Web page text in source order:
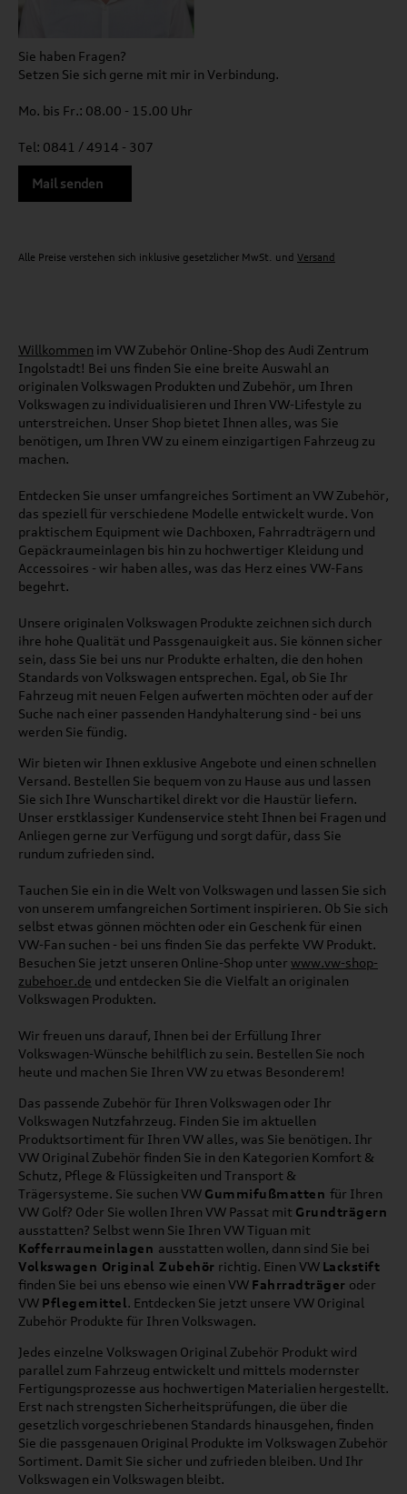
Sie haben Fragen?
Setzen Sie sich gerne mit mir in Verbindung.
Mo. bis Fr.: 08.00 - 15.00 Uhr
Tel: 0841 / 4914 - 307
Mail senden
Alle Preise verstehen sich inklusive gesetzlicher MwSt. und Versand
Willkommen im VW Zubehör Online-Shop des Audi Zentrum
Ingolstadt! Bei uns finden Sie eine breite Auswahl an
originalen Volkswagen Produkten und Zubehör, um Ihren
Volkswagen zu individualisieren und Ihren VW-Lifestyle zu
unterstreichen. Unser Shop bietet Ihnen alles, was Sie
benötigen, um Ihren VW zu einem einzigartigen Fahrzeug zu
machen.
Entdecken Sie unser umfangreiches Sortiment an VW Zubehör,
das speziell für verschiedene Modelle entwickelt wurde. Von
praktischem Equipment wie Dachboxen, Fahrradträgern und
Gepäckraumeinlagen bis hin zu hochwertiger Kleidung und
Accessoires - wir haben alles, was das Herz eines VW-Fans
begehrt.
Unsere originalen Volkswagen Produkte zeichnen sich durch
ihre hohe Qualität und Passgenauigkeit aus. Sie können sicher
sein, dass Sie bei uns nur Produkte erhalten, die den hohen
Standards von Volkswagen entsprechen. Egal, ob Sie Ihr
Fahrzeug mit neuen Felgen aufwerten möchten oder auf der
Suche nach einer passenden Handyhalterung sind - bei uns
werden Sie fündig.
Wir bieten wir Ihnen exklusive Angebote und einen schnellen
Versand. Bestellen Sie bequem von zu Hause aus und lassen
Sie sich Ihre Wunschartikel direkt vor die Haustür liefern.
Unser erstklassiger Kundenservice steht Ihnen bei Fragen und
Anliegen gerne zur Verfügung und sorgt dafür, dass Sie
rundum zufrieden sind.
Tauchen Sie ein in die Welt von Volkswagen und lassen Sie sich
von unserem umfangreichen Sortiment inspirieren. Ob Sie sich
selbst etwas gönnen möchten oder ein Geschenk für einen
VW-Fan suchen - bei uns finden Sie das perfekte VW Produkt.
Besuchen Sie jetzt unseren Online-Shop unter www.vw-shop-
zubehoer.de und entdecken Sie die Vielfalt an originalen
Volkswagen Produkten.
Wir freuen uns darauf, Ihnen bei der Erfüllung Ihrer
Volkswagen-Wünsche behilflich zu sein. Bestellen Sie noch
heute und machen Sie Ihren VW zu etwas Besonderem!
Das passende Zubehör für Ihren Volkswagen oder Ihr
Volkswagen Nutzfahrzeug. Finden Sie im aktuellen
Produktsortiment für Ihren VW alles, was Sie benötigen. Ihr
VW Original Zubehör finden Sie in den Kategorien Komfort &
Schutz, Pflege & Flüssigkeiten und Transport &
Trägersysteme. Sie suchen VW Gummifußmatten für Ihren
VW Golf? Oder Sie wollen Ihren VW Passat mit Grundträgern
ausstatten? Selbst wenn Sie Ihren VW Tiguan mit
Kofferraumeinlagen ausstatten wollen, dann sind Sie bei
Volkswagen Original Zubehör richtig. Einen VW Lackstift
finden Sie bei uns ebenso wie einen VW Fahrradträger oder
VW Pflegemittel. Entdecken Sie jetzt unsere VW Original
Zubehör Produkte für Ihren Volkswagen.
Jedes einzelne Volkswagen Original Zubehör Produkt wird
parallel zum Fahrzeug entwickelt und mittels modernster
Fertigungsprozesse aus hochwertigen Materialien hergestellt.
Erst nach strengsten Sicherheitsprüfungen, die über die
gesetzlich vorgeschriebenen Standards hinausgehen, finden
Sie die passgenauen Original Produkte im Volkswagen Zubehör
Sortiment. Damit Sie sicher und zufrieden bleiben. Und Ihr
Volkswagen ein Volkswagen bleibt.